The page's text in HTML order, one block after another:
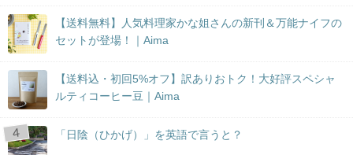
【送料無料】人気料理家かな姐さんの新刊＆万能ナイフの
セットが登場！｜Aima
【送料込・初回5%オフ】訳ありおトク！大好評スペシャ
ルティコーヒー豆｜Aima
「日陰（ひかげ）」を英語で言うと？